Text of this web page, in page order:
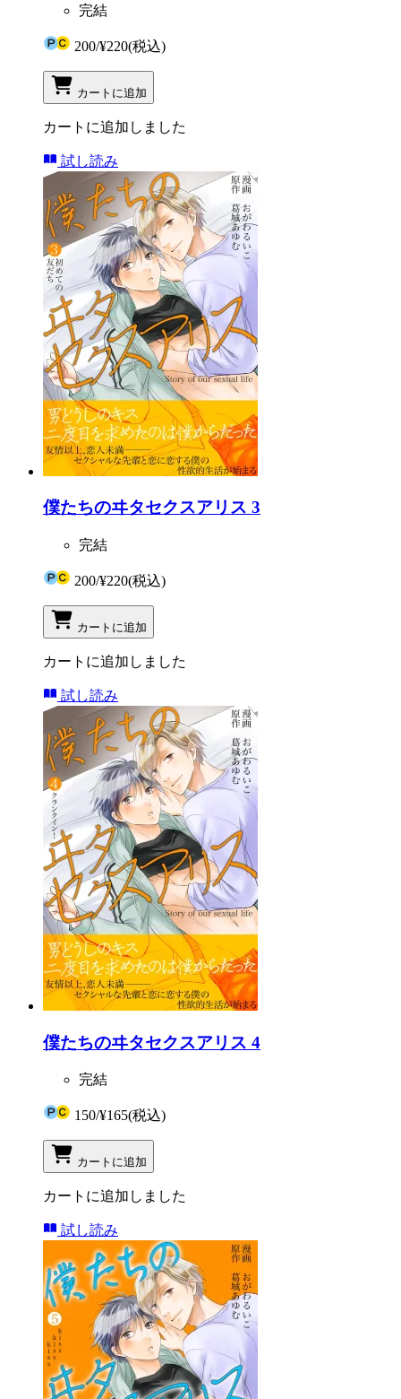
完結
200/¥220(税込)
カートに追加
カートに追加しました
試し読み
僕たちのヰタセクスアリス 3
完結
200/¥220(税込)
カートに追加
カートに追加しました
試し読み
僕たちのヰタセクスアリス 4
完結
150/¥165(税込)
カートに追加
カートに追加しました
試し読み